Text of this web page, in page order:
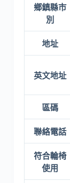
鄉鎮縣市
別
地址
英文地址
區碼
聯絡電話
符合輪椅
使用